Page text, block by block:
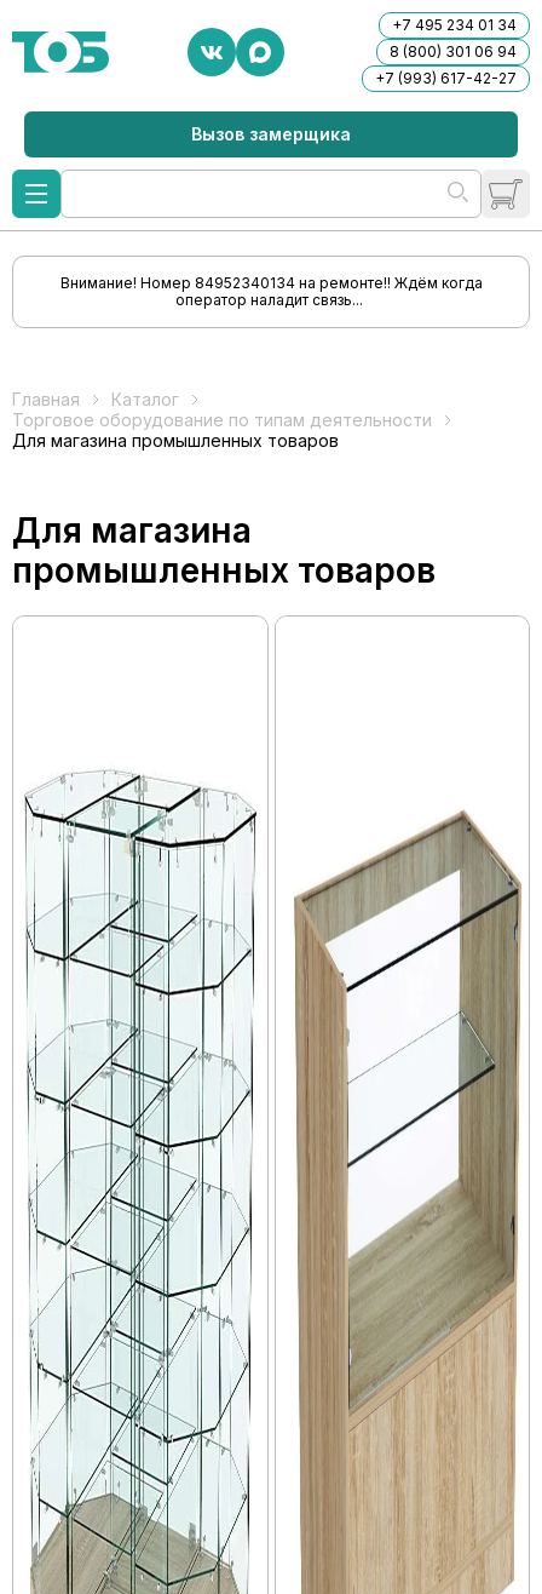
+7 495 234 01 34
8 (800) 301 06 94
+7 (993) 617-42-27
Вызов замерщика
Внимание! Номер 84952340134 на ремонте!! Ждём когда
оператор наладит связь...
Главная
Каталог
Торговое оборудование по типам деятельности
Для магазина промышленных товаров
Для магазина
промышленных товаров